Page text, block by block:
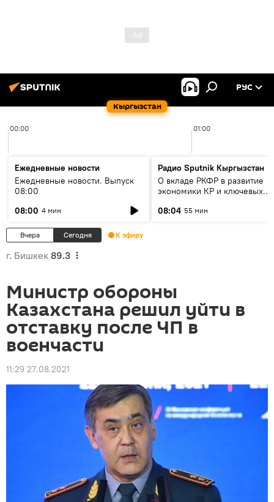
Кыргызстан
РУС
00:00 01:00
Ежедневные новости
Ежедневные новости. Выпуск
08:00
08:00 4 мин
Радио Sputnik Кыргызстан
О вкладе РКФР в развитие
экономики КР и ключевых
08:04 55 мин
Вчера Сегодня К эфиру
г. Бишкек 89.3
Министр обороны
Казахстана решил уйти в
отставку после ЧП в
военчасти
11:29 27.08.2021